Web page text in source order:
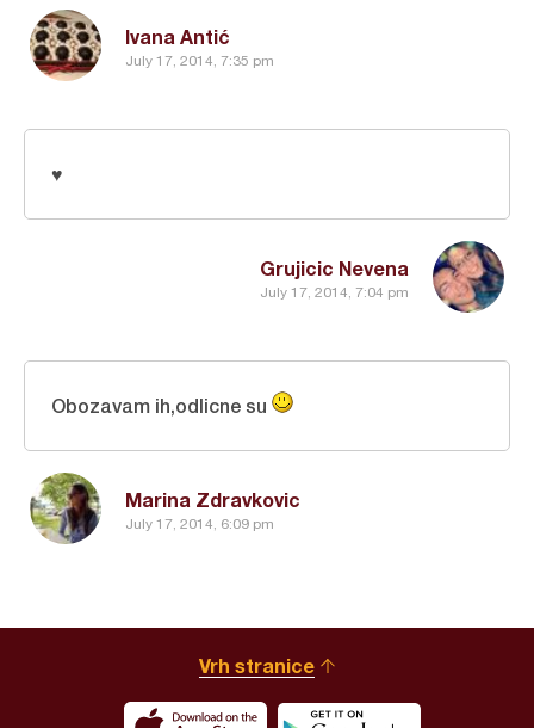
Ivana Antić
July 17, 2014, 7:35 pm
Grujicic Nevena
July 17, 2014, 7:04 pm
♥
Marina Zdravkovic
July 17, 2014, 6:09 pm
Obozavam ih,odlicne su
Vrh stranice